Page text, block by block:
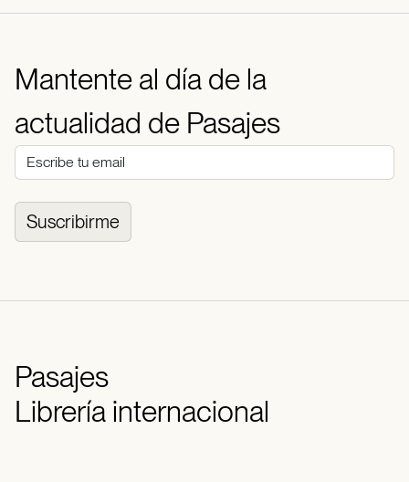
Mantente al día de la
actualidad de Pasajes
Suscribirme
Pasajes
Librería internacional